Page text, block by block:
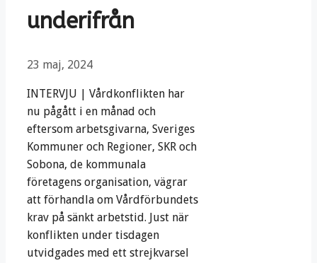
underifrån
23 maj, 2024
INTERVJU | Vårdkonflikten har
nu pågått i en månad och
eftersom arbetsgivarna, Sveriges
Kommuner och Regioner, SKR och
Sobona, de kommunala
företagens organisation, vägrar
att förhandla om Vårdförbundets
krav på sänkt arbetstid. Just när
konflikten under tisdagen
utvidgades med ett strejkvarsel